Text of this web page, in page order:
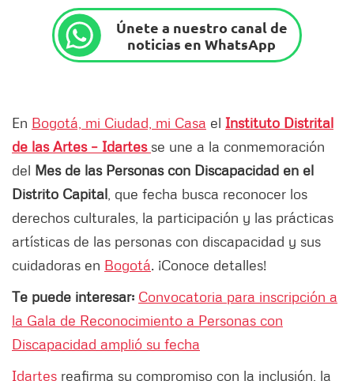
Únete a nuestro canal de
noticias en WhatsApp
En Bogotá, mi Ciudad, mi Casa el Instituto Distrital
de las Artes – Idartes se une a la conmemoración
del Mes de las Personas con Discapacidad en el
Distrito Capital , que fecha busca reconocer los
derechos culturales, la participación y las prácticas
artísticas de las personas con discapacidad y sus
cuidadoras en Bogotá. ¡Conoce detalles!
Te puede interesar: Convocatoria para inscripción a
la Gala de Reconocimiento a Personas con
Discapacidad amplió su fecha
Idartes reafirma su compromiso con la inclusión, la